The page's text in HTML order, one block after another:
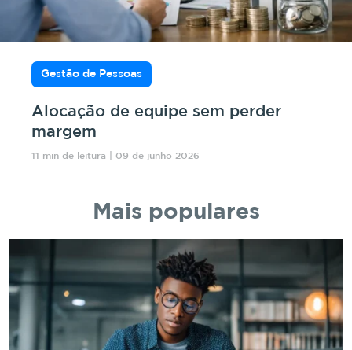
Gestão de Pessoas
Alocação de equipe sem perder
margem
11 min de leitura | 09 de junho 2026
Mais populares